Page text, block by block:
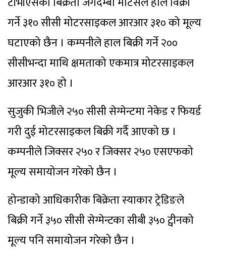
गर्ने ३१० सीसी मोटरसाइकल आरआर ३१० को मूल्य
घटाएको छैन । कम्पनीले हाल बिक्री गर्ने २००
सीसीभन्दा माथि क्षमताको एकमात्र मोटरसाइकल
आरआर ३१० हो ।
सुजुकी भिजीले २५० सीसी सेग्मेन्टमा नेकेड र फियर्ड
गरी दुई मोटरसाइकल बिक्री गर्दै आएको छ ।
कम्पनीले जिक्सर २५० र जिक्सर २५० एसएफको
मूल्य समायोजन गरेको छैन ।
होन्डाको आधिकारीक बिक्रेता स्याकार ट्रेडिङले
बिक्री गर्ने ३५० सीसी सेग्मेन्टका सीबी ३५० ट्वीनको
मूल्य पनि समायोजन गरेको छैन ।